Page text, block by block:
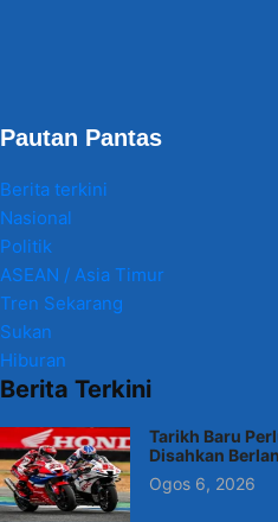
Pautan Pantas
Berita terkini
Nasional
Politik
ASEAN / Asia Timur
Tren Sekarang
Sukan
Hiburan
Berita Terkini
Tarikh Baru
Disahkan
Ogos 6, 2026